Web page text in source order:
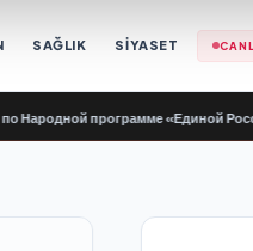
SAĞLIK SİYASET
программе «Единой